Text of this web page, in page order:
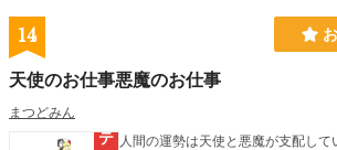
14
天使のお仕事悪魔のお仕事
まつどみん
人間の運勢は天使と悪魔が支配して